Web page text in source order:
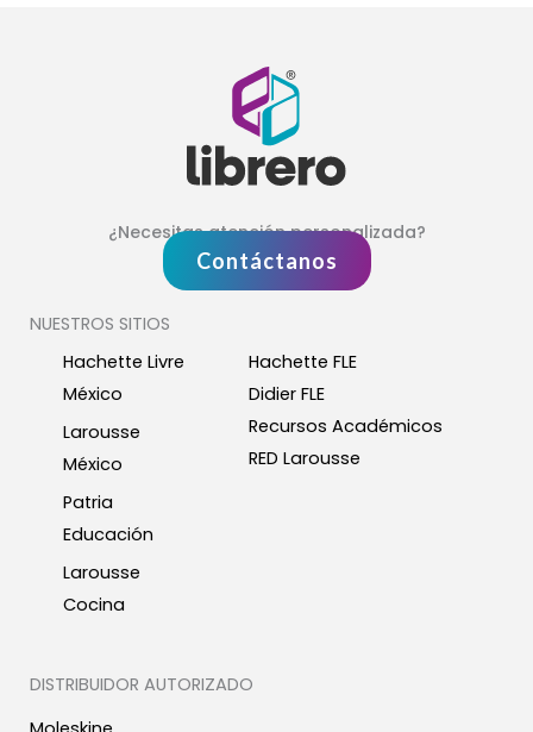
¿Necesitas atención personalizada?
Contáctanos
NUESTROS SITIOS
Hachette Livre
México
Larousse
México
Patria
Educación
Larousse
Cocina
Hachette FLE
Didier FLE
Recursos Académicos
RED Larousse
DISTRIBUIDOR AUTORIZADO